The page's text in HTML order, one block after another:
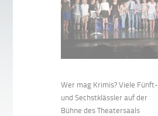
Wer mag Krimis? Viele Fünft-
und Sechstklässler auf der
Bühne des Theatersaals